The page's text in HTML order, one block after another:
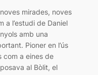
mirades, noves
a l’estudi de Daniel
amb una
Pioner en l’ús
com a eines de
al Bòlit, el